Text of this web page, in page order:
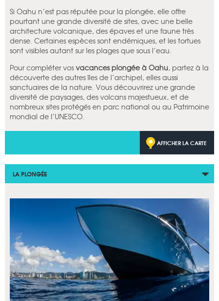
Si Oahu n’est pas réputée pour la plongée, elle offre
pourtant une grande diversité de sites, avec une belle
architecture volcanique, des épaves et une faune très
dense. Certaines espèces sont endémiques, et les tortues
sont visibles autant sur les plages que sous l’eau.
Pour compléter vos vacances plongée à Oahu, partez à la
découverte des autres îles de l’archipel, elles aussi
sanctuaires de la nature. Vous découvrirez une grande
diversité de paysages, des volcans majestueux, et de
nombreux sites protégés en parc national ou au Patrimoine
mondial de l’UNESCO.
AFFICHER LA CARTE
LA PLONGÉE